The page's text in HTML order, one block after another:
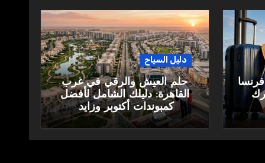
دليل السياح
حلم العيش والرقي في غرب
القاهرة: دليلك الشامل لأفضل
كمبوندات أكتوبر وزايد